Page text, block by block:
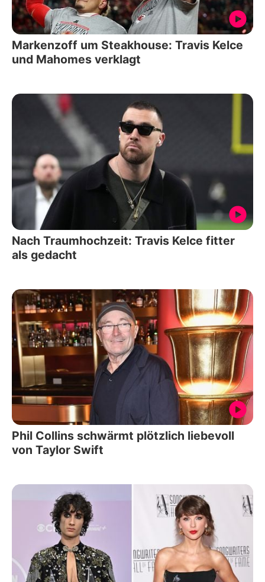
Markenzoff um Steakhouse: Travis Kelce
und Mahomes verklagt
Nach Traumhochzeit: Travis Kelce fitter
als gedacht
Phil Collins schwärmt plötzlich liebevoll
von Taylor Swift